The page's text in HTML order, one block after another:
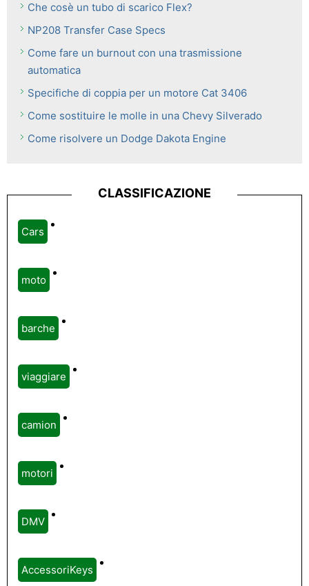
Che cosè un tubo di scarico Flex?
NP208 Transfer Case Specs
Come fare un burnout con una trasmissione
automatica
Specifiche di coppia per un motore Cat 3406
Come sostituire le molle in una Chevy Silverado
Come risolvere un Dodge Dakota Engine
CLASSIFICAZIONE
Cars
moto
barche
viaggiare
camion
motori
DMV
AccessoriKeys